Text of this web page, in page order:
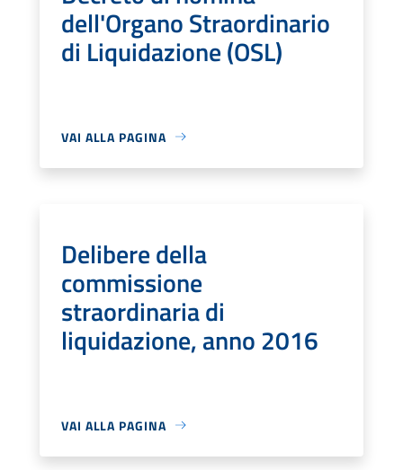
dell'Organo Straordinario
di Liquidazione (OSL)
VAI ALLA PAGINA
Delibere della
commissione
straordinaria di
liquidazione, anno 2016
VAI ALLA PAGINA